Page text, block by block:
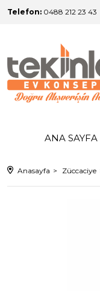
Telefon: 0488 212 23 43
ANA SAYFA
Anasayfa Züccaciye